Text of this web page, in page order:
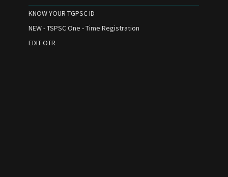
KNOW YOUR TGPSC ID
NEW - TSPSC One - Time Registration
EDIT OTR